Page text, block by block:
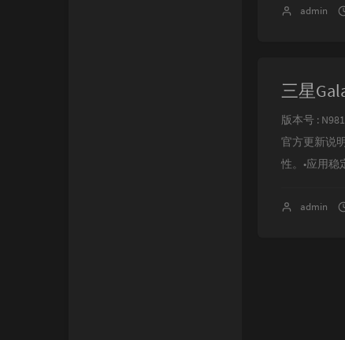
admin
三星
版本号 :
官方更新说
性。•应用稳
admin